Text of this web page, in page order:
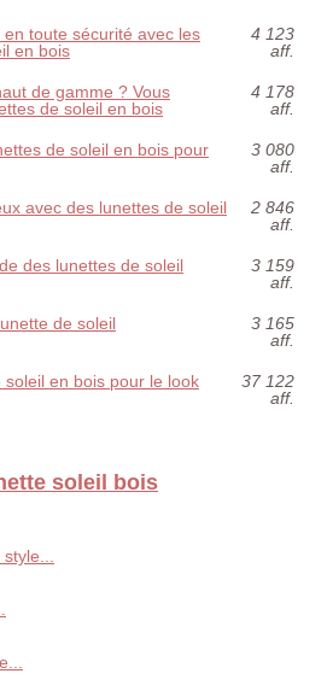
toute sécurité avec les
en bois
4 123
aff.
de gamme ? Vous
de soleil en bois
4 178
aff.
de soleil en bois pour
3 080
aff.
avec des lunettes de soleil
2 846
aff.
des lunettes de soleil
3 159
aff.
de soleil
3 165
aff.
soleil en bois pour le look
37 122
aff.
soleil bois